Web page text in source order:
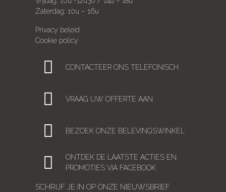
Zaterdag: 10u – 16u
Privacy beleid
Cookie policy
CONTACTEER ONS TELEFONISCH
VRAAG UW OFFERTE AAN
BEZOEK ONZE BELEVINGSWINKEL
ONTDEK DE LAATSTE ACTIES EN
PROMOTIES VIA FACEBOOK
SCHRIJF JE IN OP ONZE NIEUWSBRIEF